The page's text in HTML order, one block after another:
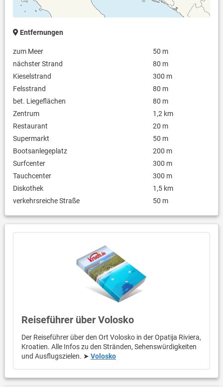
Entfernungen
zum Meer
50 m
nächster Strand
80 m
Kieselstrand
300 m
Felsstrand
80 m
bet. Liegeflächen
80 m
Zentrum
1,2 km
Restaurant
20 m
Supermarkt
50 m
Bootsanlegeplatz
200 m
Surfcenter
300 m
Tauchcenter
300 m
Diskothek
1,5 km
verkehrsreiche Straße
50 m
Reiseführer über Volosko
Der Reiseführer über den Ort Volosko in der Opatija Riviera,
Kroatien. Alle Infos zu den Stränden, Sehenswürdigkeiten
und Ausflugszielen. ➤ Volosko